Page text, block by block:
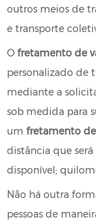
outros meios de
e transporte
O fretamento de
personalizado de
mediante a
sob medida para
um fretamento
distância que
disponível;
Não há outra
pessoas de